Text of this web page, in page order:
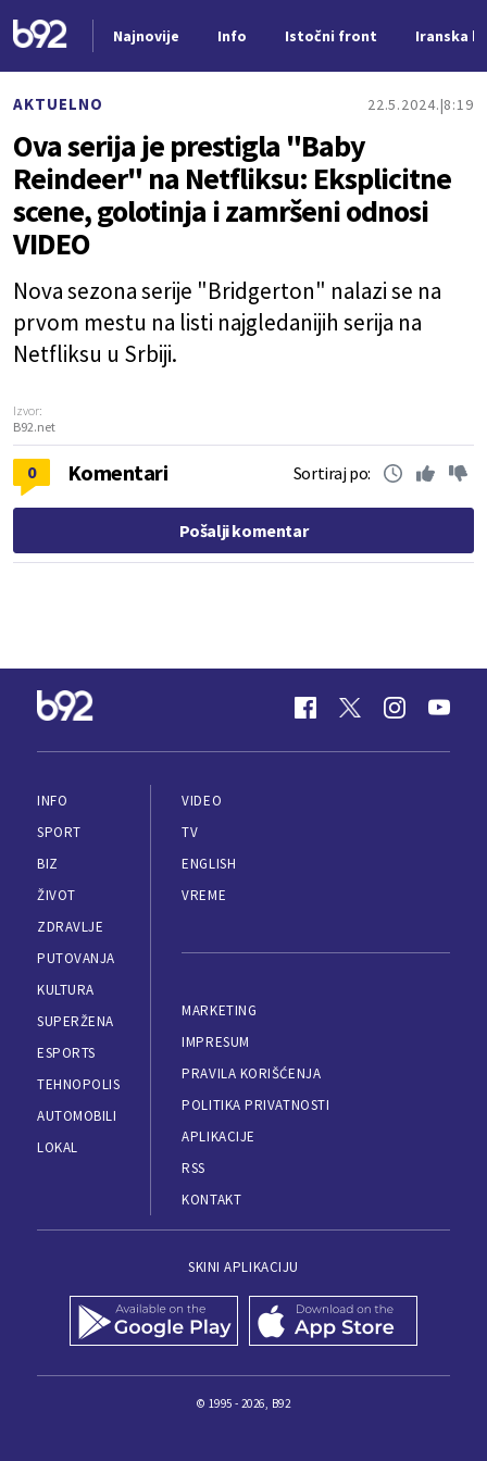
Najnovije Info Istočni front Iranska
AKTUELNO 22.5.2024. 8:19
Ova serija je prestigla "Baby
Reindeer" na Netfliksu: Eksplicitne
scene, golotinja i zamršeni odnosi
VIDEO
Nova sezona serije "Bridgerton" nalazi se na
prvom mestu na listi najgledanijih serija na
Netfliksu u Srbiji.
Izvor:
B92.net
0 Komentari Sortiraj po:
Pošalji komentar
INFO
SPORT
BIZ
ŽIVOT
ZDRAVLJE
PUTOVANJA
KULTURA
SUPERŽENA
ESPORTS
TEHNOPOLIS
AUTOMOBILI
LOKAL
VIDEO
TV
ENGLISH
VREME
MARKETING
IMPRESUM
PRAVILA KORIŠĆENJA
POLITIKA PRIVATNOSTI
APLIKACIJE
RSS
KONTAKT
SKINI APLIKACIJU
© 1995 - 2026, B92